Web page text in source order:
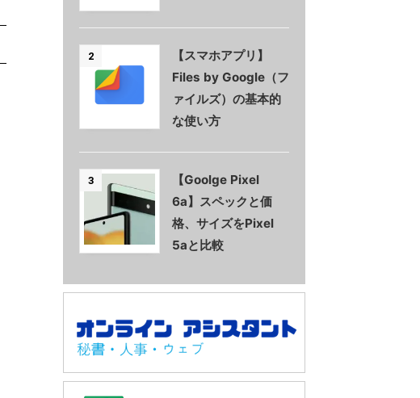
2
【スマホアプリ】
Files by Google（フ
ァイルズ）の基本的
な使い方
3
【Goolge Pixel
6a】スペックと価
格、サイズをPixel
5aと比較